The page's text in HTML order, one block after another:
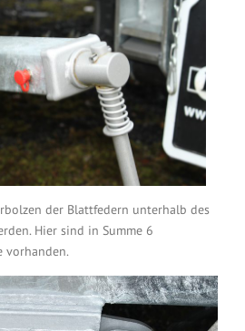
der Blattfedern unterhalb des
Hier sind in Summe 6
vorhanden.